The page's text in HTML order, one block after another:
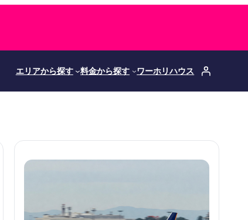
エリアから探す 料金から探す ワーホリハウス